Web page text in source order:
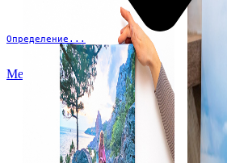
Определение...
Меню